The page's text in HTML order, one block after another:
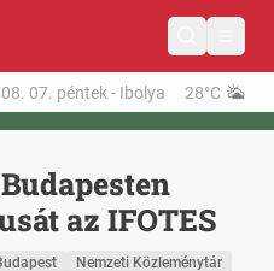
07. péntek- Ibolya 28°C
az IFOTES
Nemzeti Közleménytár